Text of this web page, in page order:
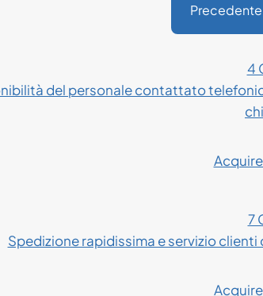
Precedente
4
del personale contattato
7
Spedizione rapidissima e servizio